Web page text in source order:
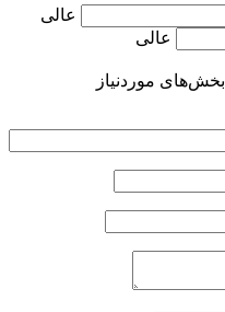
عالی
عالی
بخش‌های موردنیاز